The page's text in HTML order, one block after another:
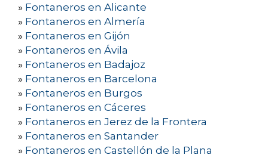
» Fontaneros en Alicante
» Fontaneros en Almería
» Fontaneros en Gijón
» Fontaneros en Ávila
» Fontaneros en Badajoz
» Fontaneros en Barcelona
» Fontaneros en Burgos
» Fontaneros en Cáceres
» Fontaneros en Jerez de la Frontera
» Fontaneros en Santander
» Fontaneros en Castellón de la Plana